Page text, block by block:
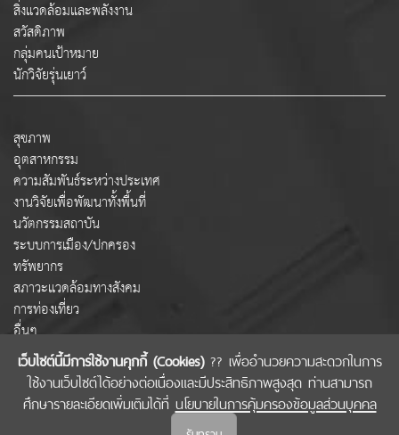
เว็บไซต์นี้มีการใช้งานคุกกี้ (Cookies)?? เพื่ออำนวยความสะดวกในการ
ใช้งานเว็บไซต์ได้อย่างต่อเนื่องและมีประสิทธิภาพสูงสุด ท่านสามารถ
ศึกษารายละเอียดเพิ่มเติมได้ที่ นโยบายในการคุ้มครองข้อมูลส่วนบุคคล
สิ่งแวดล้อมและพลังงาน
สวัสดิภาพ
กลุ่มคนเป้าหมาย
นักวิจัยรุ่นเยาว์
สุขภาพ
อุตสาหกรรม
ความสัมพันธ์ระหว่างประเทศ
งานวิจัยเพื่อพัฒนาทั้งพื้นที่
นวัตกรรมสถาบัน
ระบบการเมือง/ปกครอง
ทรัพยากร
สภาวะแวดล้อมทางสังคม
การท่องเที่ยว
อื่นๆ
COPYRIGHT © 2022 สำนักงานคณะกรรมการส่งเสริมวิทยาศาสตร์ วิจัยและนวัตกรรม
(สกสว.)